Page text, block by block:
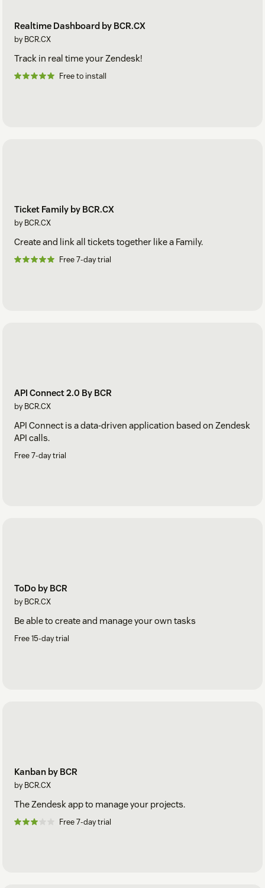
Realtime Dashboard by BCR.CX
by BCR.CX
Track in real time your Zendesk!
Free to install
Ticket Family by BCR.CX
by BCR.CX
Create and link all tickets together like a Family.
Free 7-day trial
API Connect 2.0 By BCR
by BCR.CX
API Connect is a data-driven application based on Zendesk
API calls.
Free 7-day trial
ToDo by BCR
by BCR.CX
Be able to create and manage your own tasks
Free 15-day trial
Kanban by BCR
by BCR.CX
The Zendesk app to manage your projects.
Free 7-day trial